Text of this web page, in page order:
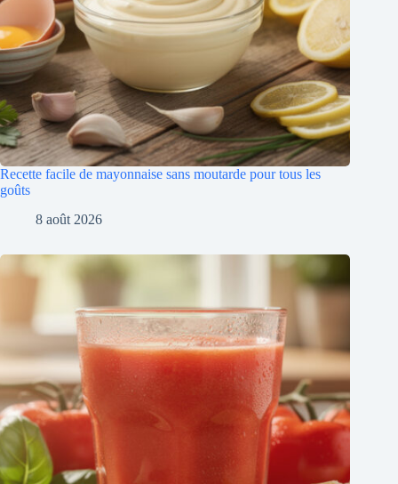
Recette facile de mayonnaise sans moutarde pour tous les
goûts
8 août 2026